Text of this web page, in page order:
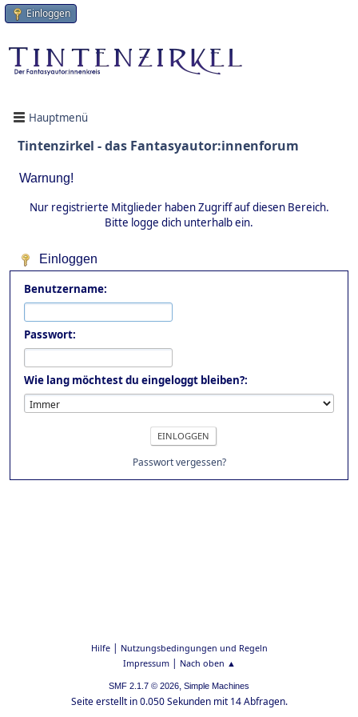
Einloggen
Hauptmenü
Tintenzirkel - das Fantasyautor:innenforum
Warnung!
Nur registrierte Mitglieder haben Zugriff auf diesen Bereich.
Bitte logge dich unterhalb ein.
Einloggen
Benutzername:
Passwort:
Wie lang möchtest du eingeloggt bleiben?:
Passwort vergessen?
Hilfe| Nutzungsbedingungen und Regeln
Impressum| Nach oben ▲
SMF 2.1.7 © 2026, Simple Machines
Seite erstellt in 0.050 Sekunden mit 14 Abfragen.